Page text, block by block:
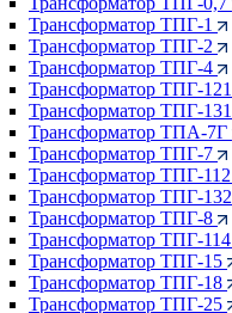
Трансформатор ТПГ-1
Трансформатор ТПГ-2
Трансформатор ТПГ-4
Трансформатор ТПГ-121
Трансформатор ТПГ-131
Трансформатор ТПА-7Г
Трансформатор ТПГ-7
Трансформатор ТПГ-112
Трансформатор ТПГ-132
Трансформатор ТПГ-8
Трансформатор ТПГ-114
Трансформатор ТПГ-15
Трансформатор ТПГ-18
Трансформатор ТПГ-25